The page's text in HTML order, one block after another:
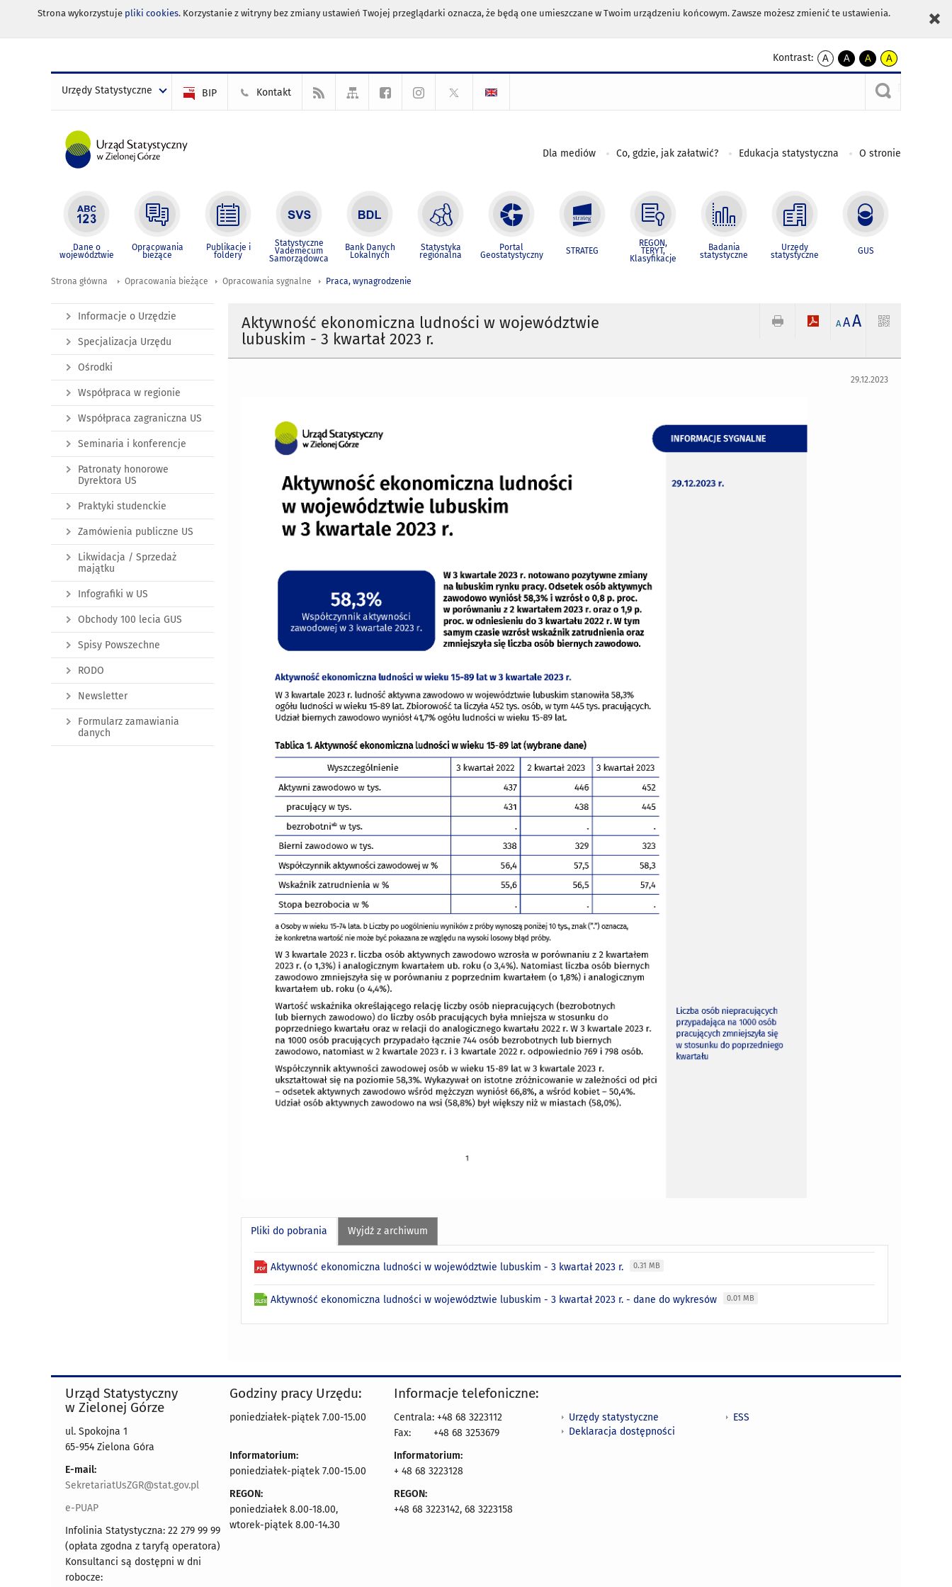
Strona wykorzystuje pliki cookies. Korzystanie z witryny bez zmiany ustawień Twojej przeglądarki oznacza, że będą one umieszczane w Twoim urządzeniu końcowym. Zawsze możesz zmienić te ustawienia.
Kontrast:
A
kontrast
A
kontrast
czarnym
A
kontrast
żółty
tekst
czarnym
A
kontrast
czarny
tekst
żółtym
Urzędy Statystyczne BIP Kontakt
Dla mediów Co, gdzie, jak załatwić? Edukacja statystyczna O stronie
Dane o
województwie
Opracowania
bieżące
Publikacje i
foldery
Statystyczne
Vademecum
Samorządowca
Bank Danych
Lokalnych
Statystyka
regionalna
Portal
Geostatystyczny STRATEG
REGON,
TERYT,
Klasyfikacje
Badania
statystyczne
Urzędy
statystyczne GUS
Strona główna Opracowania bieżące Opracowania sygnalne Praca, wynagrodzenie
Aktywność ekonomiczna ludności w województwie
lubuskim - 3 kwartał 2023 r.
A AA
29.12.2023
Pliki do pobrania Wyjdź z archiwum
Aktywność ekonomiczna ludności w województwie lubuskim - 3 kwartał 2023 r. 0.31 MB
Aktywność ekonomiczna ludności w województwie lubuskim - 3 kwartał 2023 r. - dane do wykresów 0.01 MB
Informacje o Urzędzie
Specjalizacja Urzędu
Ośrodki
Współpraca w regionie
Współpraca zagraniczna US
Seminaria i konferencje
Patronaty honorowe
Dyrektora US
Praktyki studenckie
Zamówienia publiczne US
Likwidacja / Sprzedaż
majątku
Infografiki w US
Obchody 100 lecia GUS
Spisy Powszechne
RODO
Newsletter
Formularz zamawiania
danych
Urząd Statystyczny
w Zielonej Górze
ul. Spokojna 1
65-954 Zielona Góra
E-mail:
SekretariatUsZGR@stat.gov.pl
e-PUAP
Infolinia Statystyczna: 22 279 99 99
(opłata zgodna z taryfą operatora)
Konsultanci są dostępni w dni
robocze:
Godziny pracy Urzędu:
poniedziałek-piątek 7.00-15.00
Informatorium:
poniedziałek-piątek 7.00-15.00
REGON:
poniedziałek 8.00-18.00,
wtorek-piątek 8.00-14.30
Informacje telefoniczne:
Centrala: +48 68 3223112
Fax:
+48 68 3253679
Informatorium:
+ 48 68 3223128
REGON:
+48 68 3223142, 68 3223158
Urzędy statystyczne
Deklaracja dostępności
ESS